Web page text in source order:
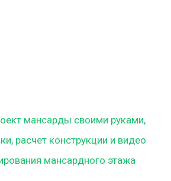
мансарды своими руками,
расчет конструкции и видео
мансардного этажа